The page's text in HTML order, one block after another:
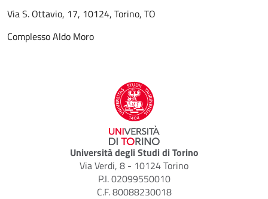
Via S. Ottavio, 17, 10124, Torino, TO
Complesso Aldo Moro
Università degli Studi di Torino
Via Verdi, 8 - 10124 Torino
P.I. 02099550010
C.F. 80088230018